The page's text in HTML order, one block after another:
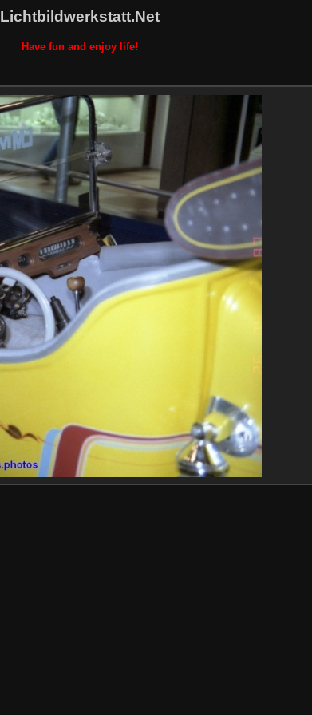
Lichtbildwerkstatt.Net
Have fun and enjoy life!